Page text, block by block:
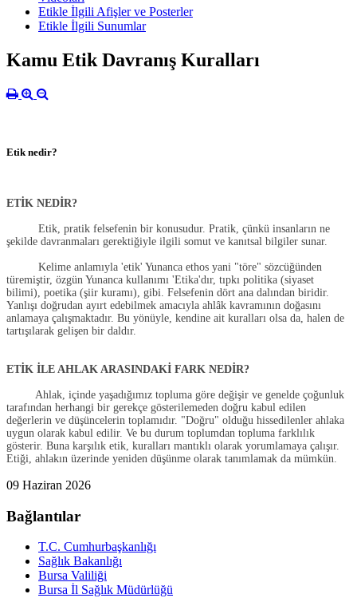
Etikle İlgili Afişler ve Posterler
Etikle İlgili Sunumlar
Kamu Etik Davranış Kuralları
Etik nedir?
ETİK NEDİR?
Etik, pratik felsefenin bir konusudur. Pratik, çünkü insanların ne
şekilde davranmaları gerektiğiyle ilgili somut ve kanıtsal bilgiler sunar.
Kelime anlamıyla 'etik' Yunanca ethos yani "töre" sözcüğünden
türemiştir, özgün Yunanca kullanımı 'Etika'dır, tıpkı politika (siyaset
bilimi), poetika (şiir kuramı), gibi. Felsefenin dört ana dalından biridir.
Yanlışı doğrudan ayırt edebilmek amacıyla ahlâk kavramının doğasını
anlamaya çalışmaktadır. Bu yönüyle, kendine ait kuralları olsa da, halen de
tartışılarak gelişen bir daldır.
ETİK İLE AHLAK ARASINDAKİ FARK NEDİR?
Ahlak, içinde yaşadığımız topluma göre değişir ve genelde çoğunluk
tarafından herhangi bir gerekçe gösterilemeden doğru kabul edilen
değerlerin ve düşüncelerin toplamıdır. "Doğru" olduğu hissedilenler ahlaka
uygun olarak kabul edilir. Ve bu durum toplumdan topluma farklılık
gösterir. Buna karşılık etik, kuralları mantıklı olarak yorumlamaya çalışır.
Etiği, ahlakın üzerinde yeniden düşünme olarak tanımlamak da mümkün.
09 Haziran 2026
Bağlantılar
T.C. Cumhurbaşkanlığı
Sağlık Bakanlığı
Bursa Valiliği
Bursa İl Sağlık Müdürlüğü